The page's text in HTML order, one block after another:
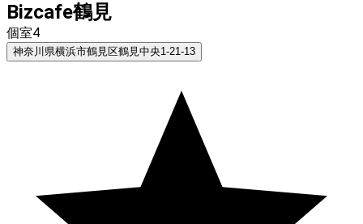
Bizcafe鶴見
個室4
神奈川県横浜市鶴見区鶴見中央1-21-13